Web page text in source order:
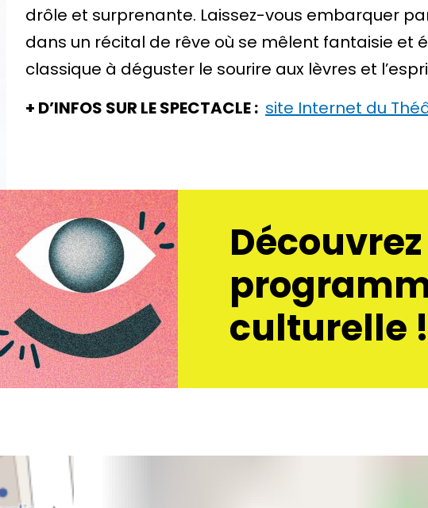
drôle et surprenante. Laissez-vous embarquer
dans un récital de rêve où se mêlent fantaisie et
classique à déguster le sourire aux lèvres et
+ D’INFOS SUR LE SPECTACLE : site Internet du
culturelle !